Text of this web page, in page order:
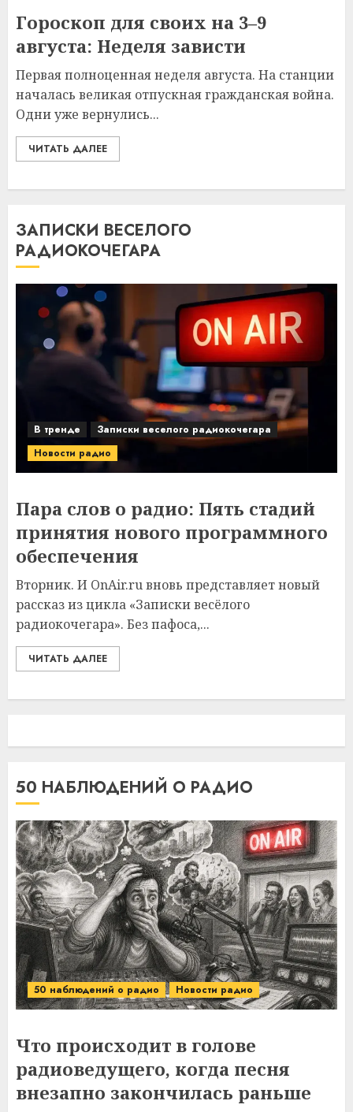
Гороскоп для своих на 3–9
августа: Неделя зависти
Первая полноценная неделя августа. На станции
началась великая отпускная гражданская война.
Одни уже вернулись...
ЧИТАТЬ ДАЛЕЕ
ЗАПИСКИ ВЕСЕЛОГО
РАДИОКОЧЕГАРА
В тренде
Записки веселого радиокочегара
Новости радио
Пара слов о радио: Пять стадий
принятия нового программного
обеспечения
Вторник. И OnAir.ru вновь представляет новый
рассказ из цикла «Записки весёлого
радиокочегара». Без пафоса,...
ЧИТАТЬ ДАЛЕЕ
50 НАБЛЮДЕНИЙ О РАДИО
50 наблюдений о радио Новости радио
Что происходит в голове
радиоведущего, когда песня
внезапно закончилась раньше